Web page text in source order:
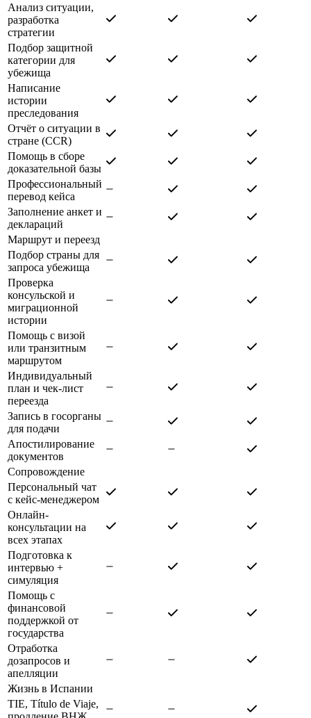
Анализ ситуации,
разработка
стратегии
Подбор защитной
категории для
убежища
Написание
истории
преследования
Отчёт о ситуации в
стране (CCR)
Помощь в сборе
доказательной базы
Профессиональный
перевод кейса
Заполнение анкет и
деклараций
Маршрут и переезд
Подбор страны для
запроса убежища
Проверка
консульской и
миграционной
истории
Помощь с визой
или транзитным
маршрутом
Индивидуальный
план и чек-лист
переезда
Запись в госорганы
для подачи
Апостилирование
документов
Сопровождение
Персональный чат
с кейс-менеджером
Онлайн-
консультации на
всех этапах
Подготовка к
интервью +
симуляция
Помощь с
финансовой
поддержкой от
государства
Отработка
дозапросов и
апелляции
Жизнь в Испании
TIE, Título de Viaje,